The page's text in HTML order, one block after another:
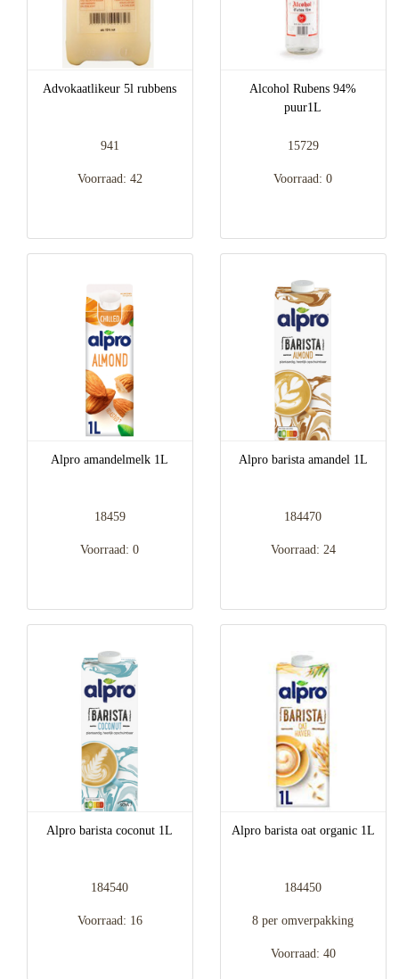
Advokaatlikeur 5l rubbens
941
Voorraad: 42
Alcohol Rubens 94%
puur1L
15729
Voorraad: 0
Alpro amandelmelk 1L
18459
Voorraad: 0
Alpro barista amandel 1L
184470
Voorraad: 24
Alpro barista coconut 1L
184540
Voorraad: 16
Alpro barista oat organic 1L
184450
8 per omverpakking
Voorraad: 40